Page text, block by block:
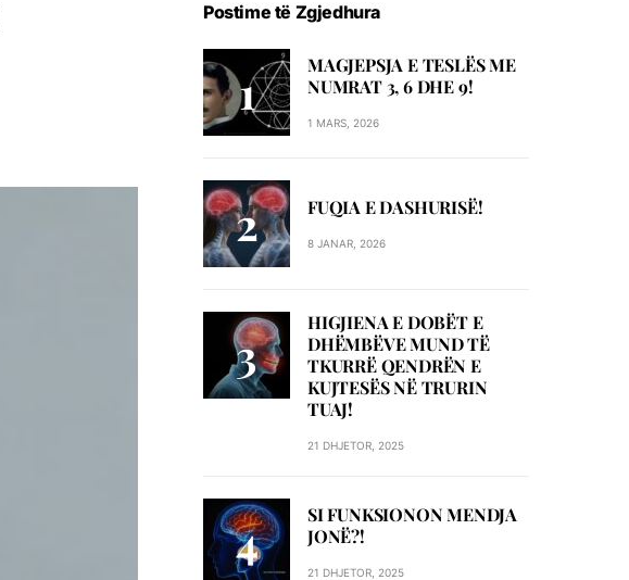
Postime të Zgjedhura
MAGJEPSJA E TESLËS ME
NUMRAT 3, 6 DHE 9!
1 MARS, 2026
FUQIA E DASHURISË!
8 JANAR, 2026
HIGJIENA E DOBËT E
DHËMBËVE MUND TË
TKURRË QENDRËN E
KUJTESËS NË TRURIN
TUAJ!
21 DHJETOR, 2025
SI FUNKSIONON MENDJA
JONË?!
21 DHJETOR, 2025